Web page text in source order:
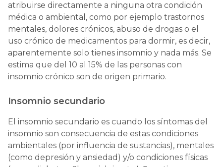
atribuirse directamente a ninguna otra condición
médica o ambiental, como por ejemplo trastornos
mentales, dolores crónicos, abuso de drogas o el
uso crónico de medicamentos para dormir, es decir,
aparentemente solo tienes insomnio y nada más. Se
estima que del 10 al 15% de las personas con
insomnio crónico son de origen primario.
Insomnio secundario
El insomnio secundario es cuando los síntomas del
insomnio son consecuencia de estas condiciones
ambientales (por influencia de sustancias), mentales
(como depresión y ansiedad) y/o condiciones físicas